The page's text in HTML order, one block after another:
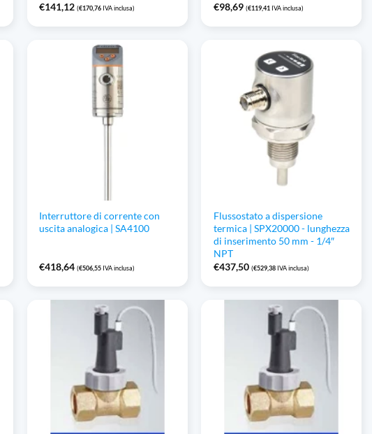
€141,12 (€170,76 IVA inclusa) €98,69 (€119,41IVA inclusa)
Interruttore di corrente con
uscita analogica | SA4100
€418,64 (€506,55 IVA inclusa)
Flussostato a dispersione
termica | SPX20000 - lunghezza
di inserimento 50 mm - 1/4″
NPT
€437,50 (€529,38IVA inclusa)